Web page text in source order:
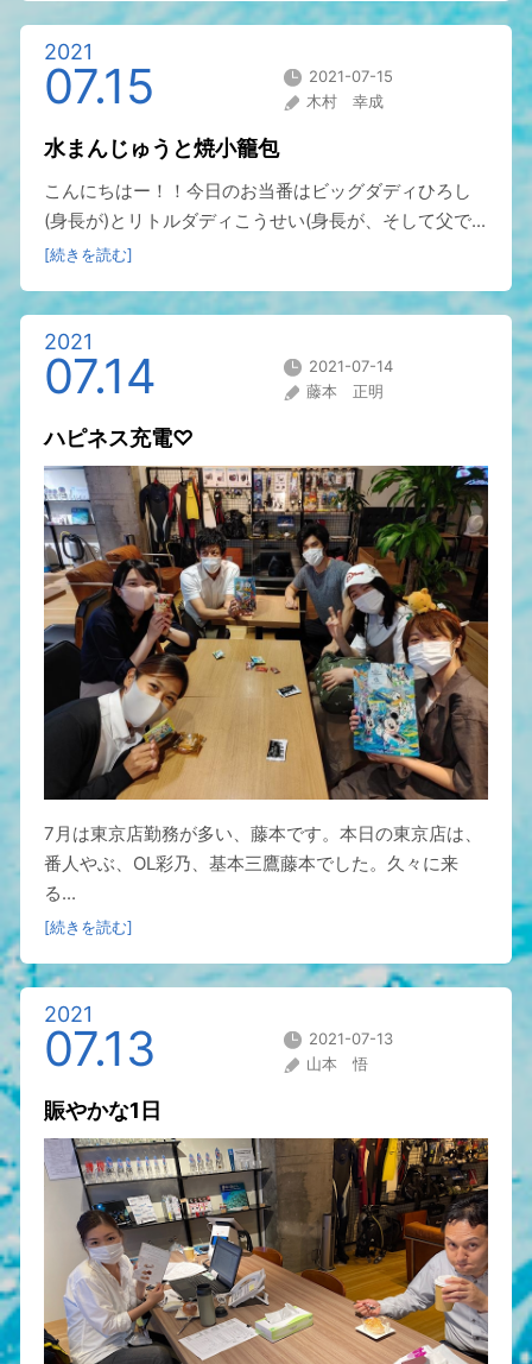
2021
07.15
2021-07-15
木村 幸成
水まんじゅうと焼小籠包
こんにちはー！！今日のお当番はビッグダディひろし
(身長が)とリトルダディこうせい(身長が、そして父で...
[続きを読む]
2021
07.14
2021-07-14
藤本 正明
ハピネス充電♡
7月は東京店勤務が多い、藤本です。本日の東京店は、
番人やぶ、OL彩乃、基本三鷹藤本でした。久々に来
る...
[続きを読む]
2021
07.13
2021-07-13
山本 悟
賑やかな1日